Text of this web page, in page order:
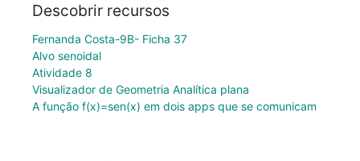
Descobrir recursos
Fernanda Costa-9B- Ficha 37
Alvo senoidal
Atividade 8
Visualizador de Geometria Analítica plana
A função f(x)=sen(x) em dois apps que se comunicam